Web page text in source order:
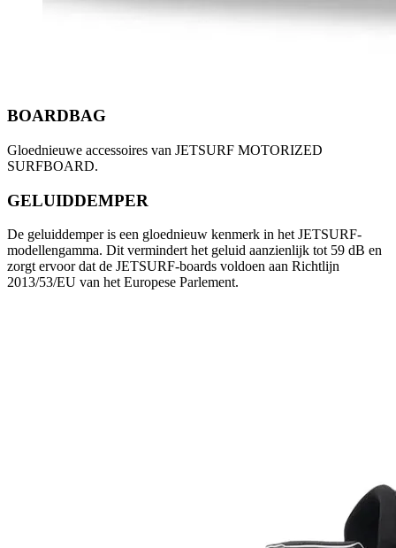
BOARDBAG
Gloednieuwe accessoires van JETSURF MOTORIZED
SURFBOARD.
GELUIDDEMPER
De geluiddemper is een gloednieuw kenmerk in het JETSURF-
modellengamma. Dit vermindert het geluid aanzienlijk tot 59 dB en
zorgt ervoor dat de JETSURF-boards voldoen aan Richtlijn
2013/53/EU van het Europese Parlement.